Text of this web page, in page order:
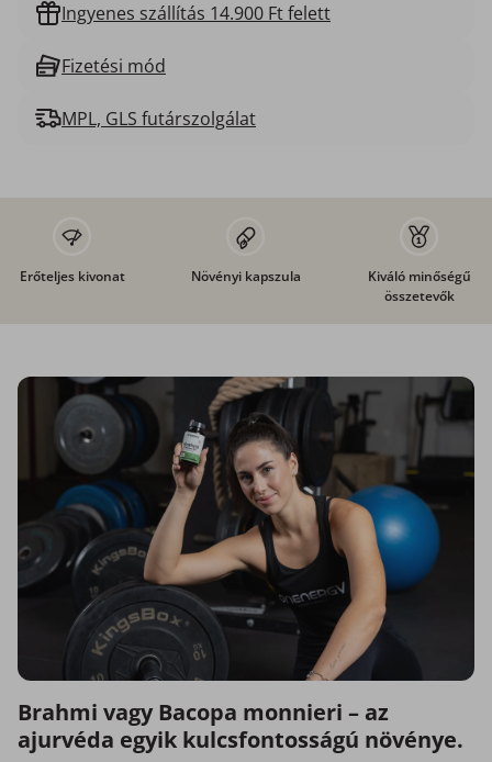
Ingyenes szállítás 14.900 Ft felett
Fizetési mód
MPL, GLS futárszolgálat
Erőteljes kivonat Növényi kapszula
Kiváló minőségű
összetevők
Brahmi vagy Bacopa monnieri – az
ajurvéda egyik kulcsfontosságú növénye.